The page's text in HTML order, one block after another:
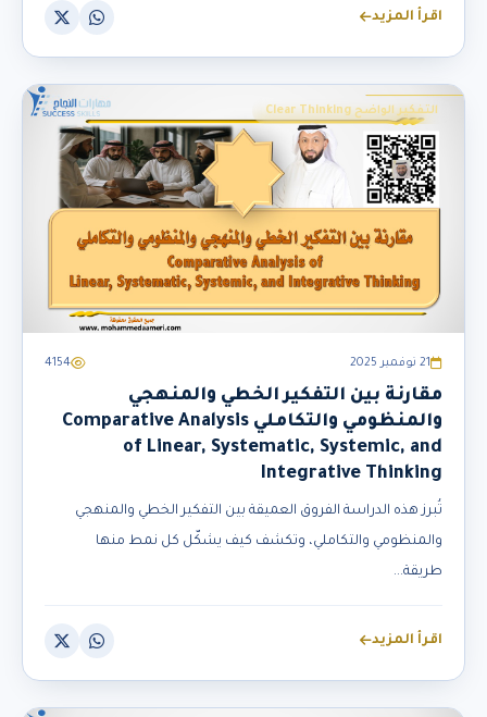
اقرأ المزيد
التفكير الواضح Clear Thinking
21 نوفمبر 2025 4154
مقارنة بين التفكير الخطي والمنهجي
والمنظومي والتكاملي Comparative Analysis
of Linear, Systematic, Systemic, and
Integrative Thinking
تُبرز هذه الدراسة الفروق العميقة بين التفكير الخطي والمنهجي
والمنظومي والتكاملي، وتكشف كيف يشكّل كل نمط منها
طريقة...
اقرأ المزيد